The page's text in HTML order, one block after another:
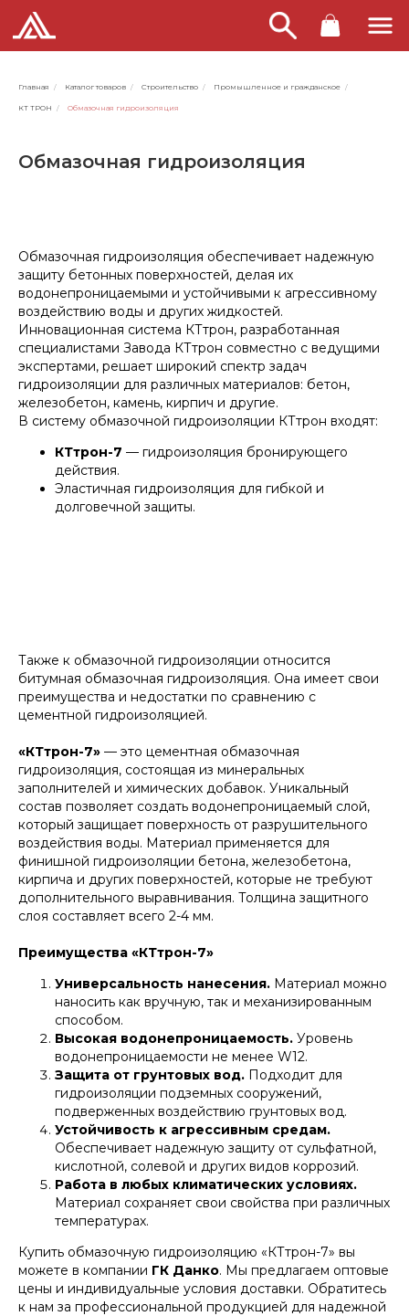
Главная / Каталог товаров / Строительство / Промышленное и гражданское /
КТ ТРОН / Обмазочная гидроизоляция
Обмазочная гидроизоляция
Обмазочная гидроизоляция обеспечивает надежную
защиту бетонных поверхностей, делая их
водонепроницаемыми и устойчивыми к агрессивному
воздействию воды и других жидкостей.
Инновационная система КТтрон, разработанная
специалистами Завода КТтрон совместно с ведущими
экспертами, решает широкий спектр задач
гидроизоляции для различных материалов: бетон,
железобетон, камень, кирпич и другие.
В систему обмазочной гидроизоляции КТтрон входят:
КТтрон-7 — гидроизоляция бронирующего
действия.
Эластичная гидроизоляция для гибкой и
долговечной защиты.
Также к обмазочной гидроизоляции относится
битумная обмазочная гидроизоляция. Она имеет свои
преимущества и недостатки по сравнению с
цементной гидроизоляцией.
«КТтрон-7» — это цементная обмазочная
гидроизоляция, состоящая из минеральных
заполнителей и химических добавок. Уникальный
состав позволяет создать водонепроницаемый слой,
который защищает поверхность от разрушительного
воздействия воды. Материал применяется для
финишной гидроизоляции бетона, железобетона,
кирпича и других поверхностей, которые не требуют
дополнительного выравнивания. Толщина защитного
слоя составляет всего 2-4 мм.
Преимущества «КТтрон-7»
Универсальность нанесения. Материал можно
наносить как вручную, так и механизированным
способом.
Высокая водонепроницаемость. Уровень
водонепроницаемости не менее W12.
Защита от грунтовых вод. Подходит для
гидроизоляции подземных сооружений,
подверженных воздействию грунтовых вод.
Устойчивость к агрессивным средам.
Обеспечивает надежную защиту от сульфатной,
кислотной, солевой и других видов коррозий.
Работа в любых климатических условиях.
Материал сохраняет свои свойства при различных
температурах.
Купить обмазочную гидроизоляцию «КТтрон-7» вы
можете в компании ГК Данко. Мы предлагаем оптовые
цены и индивидуальные условия доставки. Обратитесь
к нам за профессиональной продукцией для надежной